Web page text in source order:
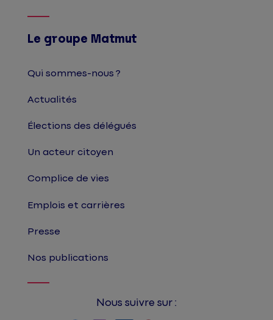
Le groupe Matmut
Qui sommes-nous ?
Actualités
Élections des délégués
Un acteur citoyen
Complice de vies
Emplois et carrières
Presse
Nos publications
Nous suivre sur :